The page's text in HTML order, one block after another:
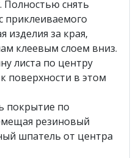
Полностью снять
приклеиваемого
изделия за края,
клеевым слоем вниз.
листа по центру
поверхности в этом
покрытие по
резиновый
шпатель от центра